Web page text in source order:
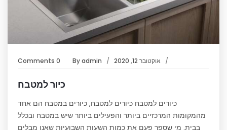
אוקטובר 12, 2020 Byadmin
0 Comments
כיור למטבח
כיורים למטבח כיורים למטבח, כיורים במטבח הם אחד
מהמקומות המרכזיים ביותר והפעילים ביותר שיש במטבח ובכלל
בבית. מי שספר פעם את כמות השעות השבועיות שאנו מבלים